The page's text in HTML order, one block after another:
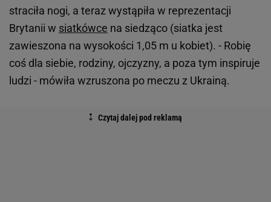
straciła nogi, a teraz wystąpiła w reprezentacji
Brytanii w siatkówce na siedząco (siatka jest
zawieszona na wysokości 1,05 m u kobiet). - Robię
coś dla siebie, rodziny, ojczyzny, a poza tym inspiruje
ludzi - mówiła wzruszona po meczu z Ukrainą.